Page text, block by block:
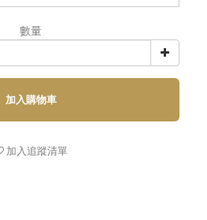
數量
加入購物車
加入追蹤清單